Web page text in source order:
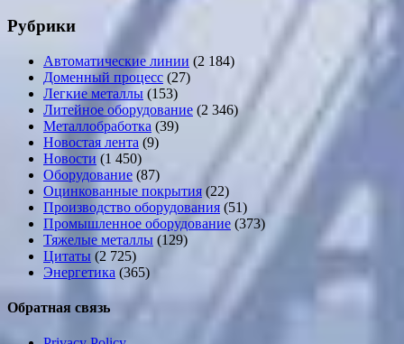
Рубрики
Автоматические линии (2 184)
Доменный процесс (27)
Легкие металлы (153)
Литейное оборудование (2 346)
Металлобработка (39)
Новостая лента (9)
Новости (1 450)
Оборудование (87)
Оцинкованные покрытия (22)
Производство оборудования (51)
Промышленное оборудование (373)
Тяжелые металлы (129)
Цитаты (2 725)
Энергетика (365)
Обратная связь